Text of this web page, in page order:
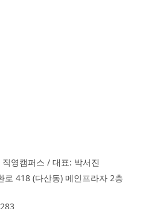
영캠퍼스 / 대표: 박서진
로 418 (다산동) 메인프라자 2층